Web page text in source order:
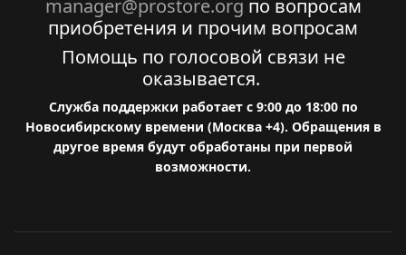
manager@prostore.org по вопросам
приобретения и прочим вопросам
Помощь по голосовой связи не
оказывается.
Служба поддержки работает с 9:00 до 18:00 по
Новосибирскому времени (Москва +4). Обращения в
другое время будут обработаны при первой
возможности.